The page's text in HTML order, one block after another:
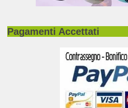
Pagamenti Accettati